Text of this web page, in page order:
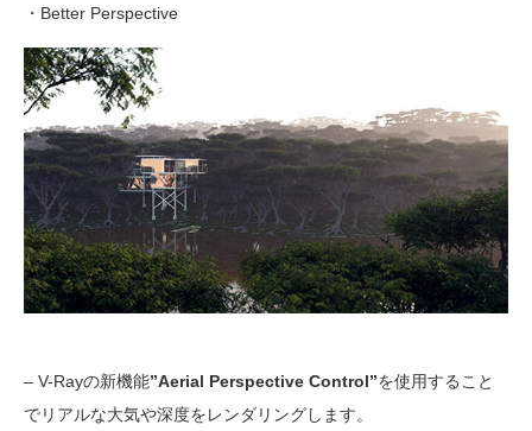
・Better Perspective
– V-Rayの新機能”Aerial Perspective Control”を使用すること
でリアルな大気や深度をレンダリングします。